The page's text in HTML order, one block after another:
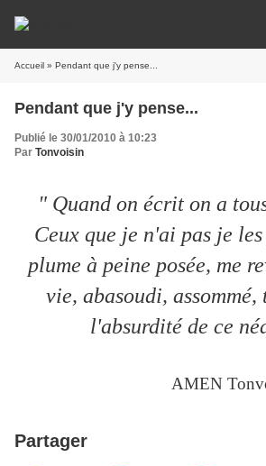
Accueil » Pendant que j'y pense...
Pendant que j'y pense...
Publié le 30/01/2010 à 10:23
Par Tonvoisin
" Quand on écrit on a
Ceux que je n'ai pas je
plume à peine posée, me
vie, abasoudi,
l'absurdité de ce
AMEN
Partager